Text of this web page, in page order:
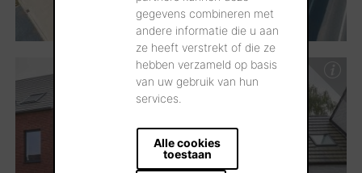
gegevens combineren met
andere informatie die u aan
ze heeft verstrekt of die ze
hebben verzameld op basis
van uw gebruik van hun
services.
Alle cookies
toestaan